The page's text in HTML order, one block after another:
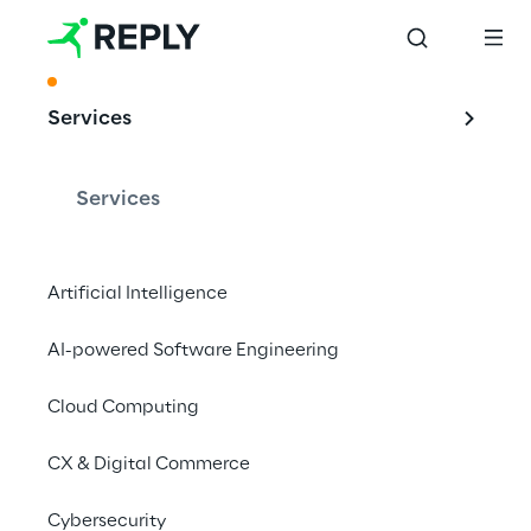
Services
Services
Artificial Intelligence
AI-powered Software Engineering
Cloud Computing
CX & Digital Commerce
Cybersecurity
Führender IoT-
Consulting- &
Integration-
Die teknowlogy | PAC IoT C&SI Survey 2020